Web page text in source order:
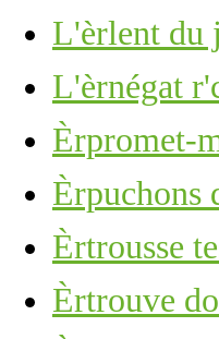
L'èrlent du
L'èrnégat
Èrpromet-
Èrpuchons
Èrtrousse
Èrtrouve